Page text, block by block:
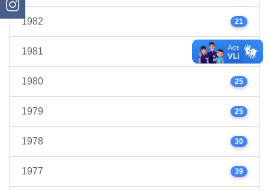
1982 21
1981 24
1980 25
1979 25
1978 30
1977 39